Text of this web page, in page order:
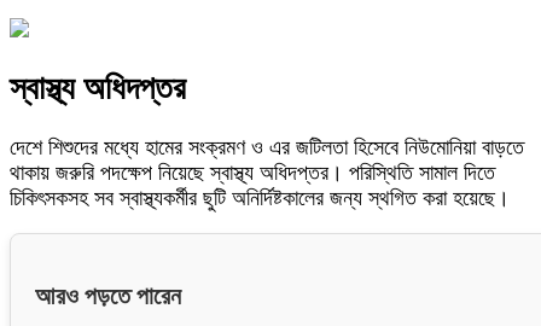
স্বাস্থ্য অধিদপ্তর
দেশে শিশুদের মধ্যে হামের সংক্রমণ ও এর জটিলতা হিসেবে নিউমোনিয়া বাড়তে
থাকায় জরুরি পদক্ষেপ নিয়েছে স্বাস্থ্য অধিদপ্তর। পরিস্থিতি সামাল দিতে
চিকিৎসকসহ সব স্বাস্থ্যকর্মীর ছুটি অনির্দিষ্টকালের জন্য স্থগিত করা হয়েছে।
আরও পড়তে পারেন